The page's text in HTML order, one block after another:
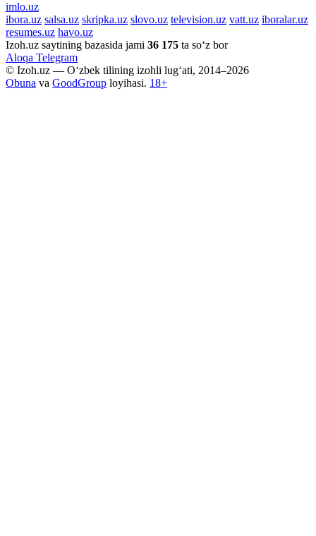
imlo.uz
ibora.uz salsa.uz skripka.uz slovo.uz television.uz vatt.uz iboralar.uz
resumes.uz havo.uz
Izoh.uz saytining bazasida jami 36 175 ta so‘z bor
Aloqa Telegram
© Izoh.uz — O‘zbek tilining izohli lug‘ati, 2014–2026
Obuna va GoodGroup loyihasi. 18+